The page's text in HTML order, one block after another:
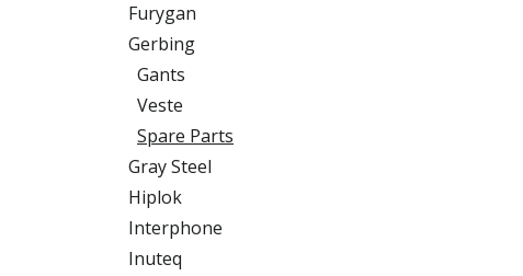
Furygan
Gerbing
Gants
Veste
Spare Parts
Gray Steel
Hiplok
Interphone
Inuteq